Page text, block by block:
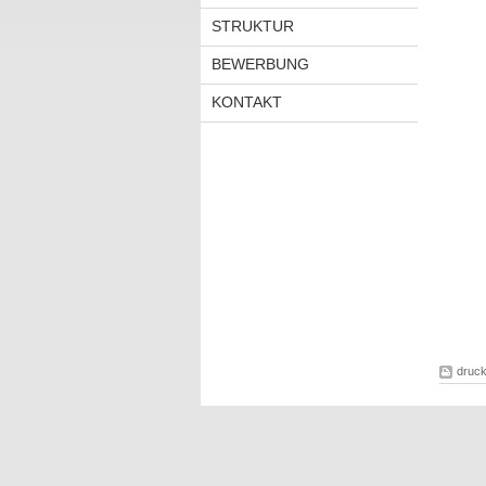
STRUKTUR
BEWERBUNG
KONTAKT